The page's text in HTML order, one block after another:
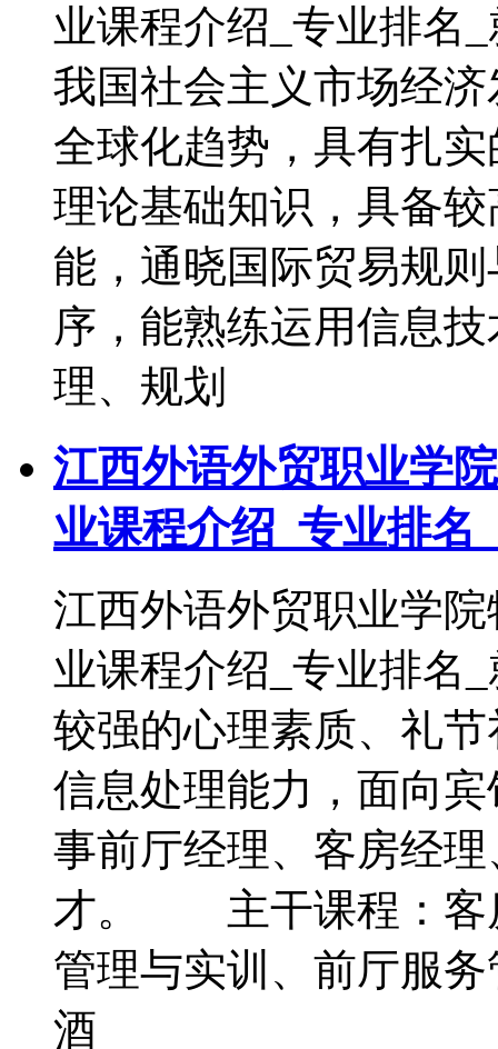
业课程介绍_专业排名
我国社会主义市场经
全球化趋势，具有扎
理论基础知识，具备
能，通晓国际贸易规
序，能熟练运用信息
理、规划
江西外语外贸职业学
业课程介绍_专业排名
江西外语外贸职业学
业课程介绍_专业排名
较强的心理素质、礼
信息处理能力，面向
事前厅经理、客房经
才。 主干课程：客
管理与实训、前厅服
酒